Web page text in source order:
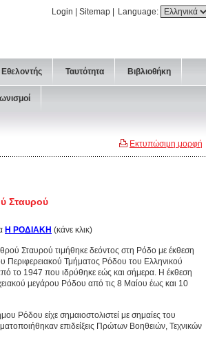
Language:
Login Sitemap
Εθελοντής Ταυτότητα Βιβλιοθήκη
Εκτυπώσιμη μορφή
Σταυρού
Η ΡΟΔΙΑΚΗ (κάνε κλικ)
Σταυρού τιμήθηκε δεόντος στη Ρόδο με έκθεση
Περιφερειακού Τμήματος Ρόδου του Ελληνικού
το 1947 που ιδρύθηκε εώς και σήμερα. Η έκθεση
μεγάρου Ρόδου από τις 8 Μαίου έως και 10
Ρόδου είχε σημαιοστολιστεί με σημαίες του
επιδείξεις Πρώτων Βοηθειών, Τεχνικών